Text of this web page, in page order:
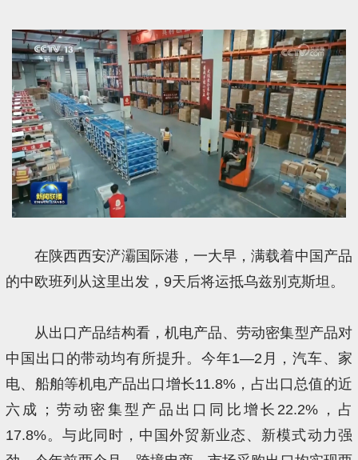
在陕西西安浐灞国际港，一大早，满载着中国产品
的中欧班列从这里出发，9天后将运抵乌兹别克斯坦。
从出口产品结构看，机电产品、劳动密集型产品对
中国出口的带动均有所提升。今年1—2月，汽车、家
电、船舶等机电产品出口增长11.8%，占出口总值的近
六成；劳动密集型产品出口同比增长22.2%，占
17.8%。与此同时，中国外贸新业态、新模式动力强